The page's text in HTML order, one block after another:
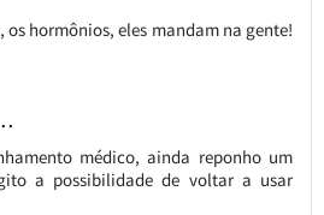
os hormônios, eles mandam na gente!
médico, ainda reponho um
a possibilidade de voltar a usar